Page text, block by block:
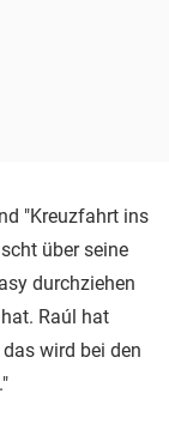
"Kreuzfahrt ins
über seine
durchziehen
Raúl hat
wird bei den